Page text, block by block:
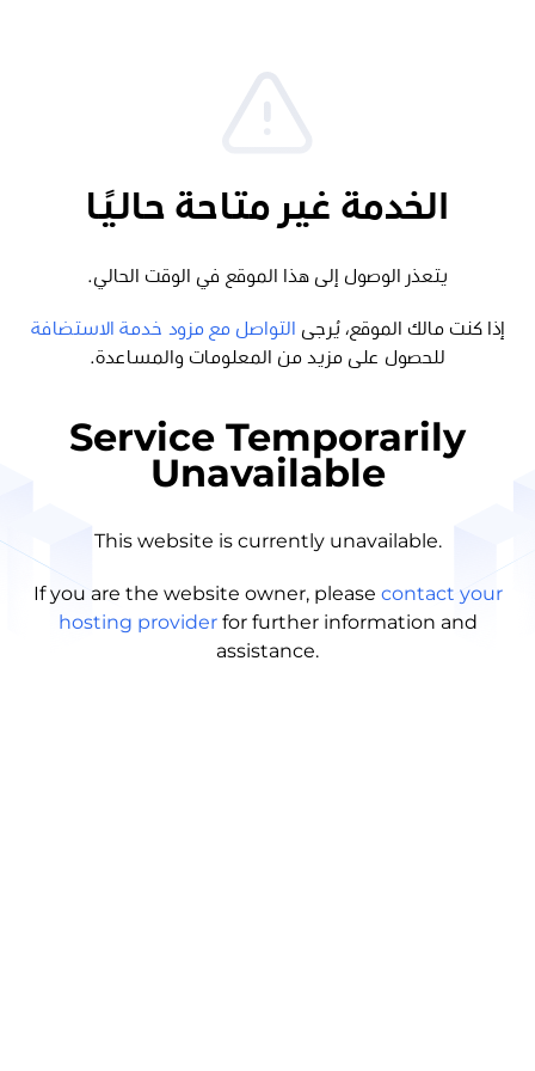
الخدمة غير متاحة حاليًا
يتعذر الوصول إلى هذا الموقع في الوقت الحالي.
إذا كنت مالك الموقع، يُرجى
التواصل مع مزود خدمة الاستضافة
للحصول على مزيد من المعلومات والمساعدة.
Service Temporarily
Unavailable
This website is currently unavailable.
If you are the website owner, please contact your
hosting provider for further information and
assistance.